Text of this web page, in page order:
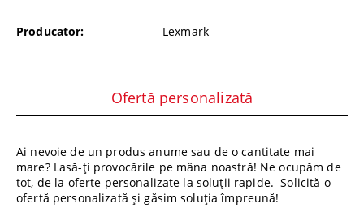
Producator: Lexmark
Ofertă personalizată
Ai nevoie de un produs anume sau de o cantitate mai
mare? Lasă-ți provocările pe mâna noastră! Ne ocupăm de
tot, de la oferte personalizate la soluții rapide. Solicită o
ofertă personalizată și găsim soluția împreună!